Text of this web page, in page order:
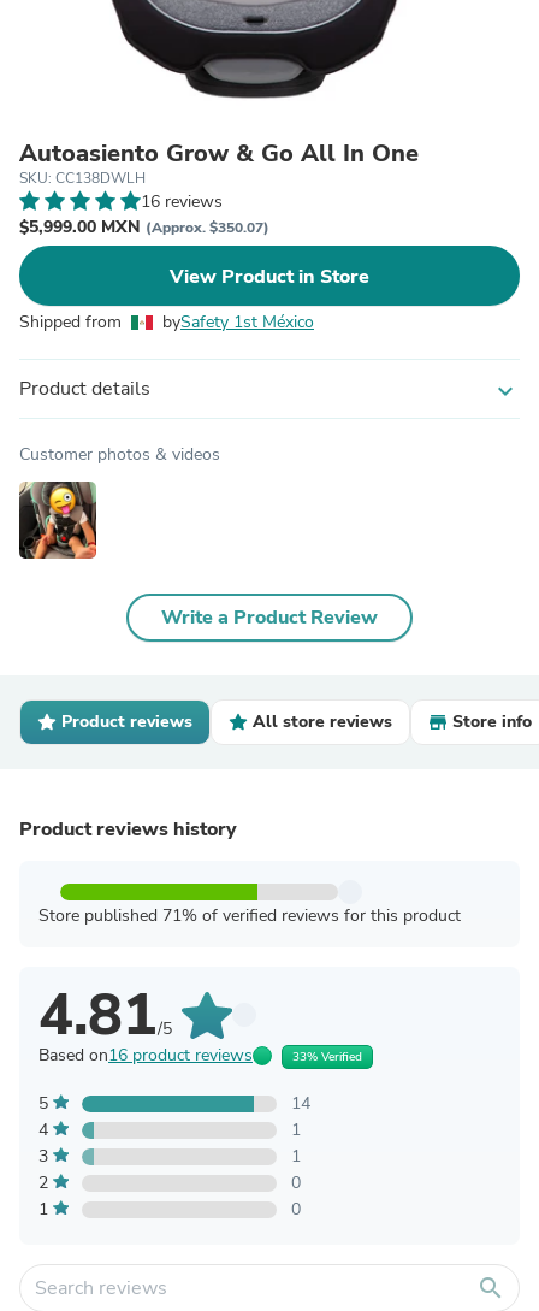
Autoasiento Grow & Go All In One
SKU: CC138DWLH
16 reviews
$5,999.00 MXN (Approx. $350.07)
View Product in Store
Shipped from bySafety 1st México
Product details expand_more
Customer photos & videos
Write a Product Review
Product reviews All store reviews Store info
Product reviews history
Store published 71% of verified reviews for this product
4.81/5
Based on16 product reviews 33% Verified
5
14
4
1
3
1
2
0
1
0
search